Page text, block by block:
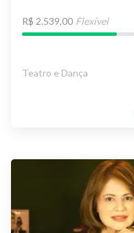
R$ 2.539,00 Flexível
Teatro e Dança